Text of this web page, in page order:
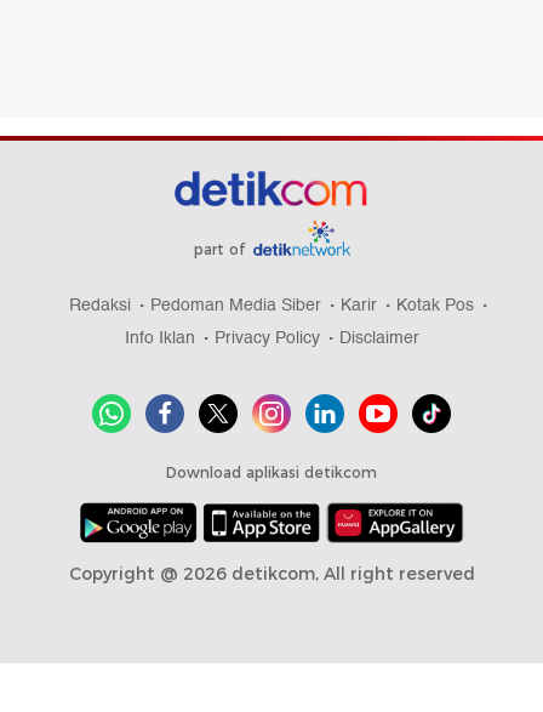
part of
Redaksi Pedoman Media Siber Karir
Kotak Pos
Info Iklan
Privacy Policy Disclaimer
Download aplikasi detikcom
Copyright @ 2026 detikcom, All right reserved